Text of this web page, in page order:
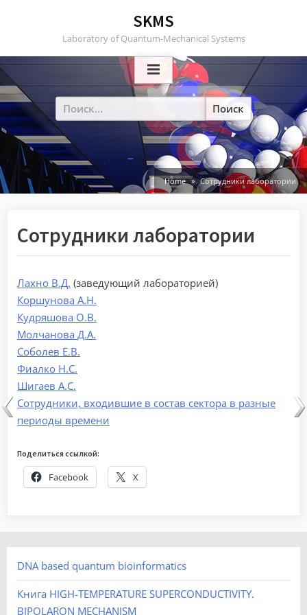
SKMS
Laboratory of Quantum-Mechanical Systems
Найти:
Home Сотрудники лаборатории
Сотрудники лаборатории
Лахно В.Д. (заведующий лабораторией)
Коршунова А.Н.
Кудряшова О.В.
Молчанова Д.А.
Соболев Е.В.
Фиалко Н.С.
Шигаев А.С.
Сотрудники, входившие в состав сектора в разные
периоды времени
Поделиться ссылкой:
Facebook X
DNA based quantum bioinformatics
Книга HIGH-TEMPERATURE SUPERCONDUCTIVITY.
BIPOLARON MECHANISM